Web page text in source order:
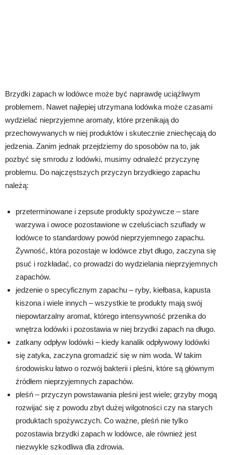
Brzydki zapach w lodówce może być naprawdę uciążliwym
problemem. Nawet najlepiej utrzymana lodówka może czasami
wydzielać nieprzyjemne aromaty, które przenikają do
przechowywanych w niej produktów i skutecznie zniechęcają do
jedzenia. Zanim jednak przejdziemy do sposobów na to, jak
pozbyć się smrodu z lodówki, musimy odnaleźć przyczynę
problemu. Do najczęstszych przyczyn brzydkiego zapachu
należą:
przeterminowane i zepsute produkty spożywcze – stare
warzywa i owoce pozostawione w czeluściach szuflady w
lodówce to standardowy powód nieprzyjemnego zapachu.
Żywność, która pozostaje w lodówce zbyt długo, zaczyna się
psuć i rozkładać, co prowadzi do wydzielania nieprzyjemnych
zapachów.
jedzenie o specyficznym zapachu – ryby, kiełbasa, kapusta
kiszona i wiele innych – wszystkie te produkty mają swój
niepowtarzalny aromat, którego intensywność przenika do
wnętrza lodówki i pozostawia w niej brzydki zapach na długo.
zatkany odpływ lodówki – kiedy kanalik odpływowy lodówki
się zatyka, zaczyna gromadzić się w nim woda. W takim
środowisku łatwo o rozwój bakterii i pleśni, które są głównym
źródłem nieprzyjemnych zapachów.
pleśń – przyczyn powstawania pleśni jest wiele; grzyby mogą
rozwijać się z powodu zbyt dużej wilgotności czy na starych
produktach spożywczych. Co ważne, pleśń nie tylko
pozostawia brzydki zapach w lodówce, ale również jest
niezwykle szkodliwa dla zdrowia.